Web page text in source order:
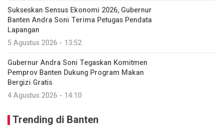
Sukseskan Sensus Ekonomi 2026, Gubernur
Banten Andra Soni Terima Petugas Pendata
Lapangan
5 Agustus 2026 - 13:52
Gubernur Andra Soni Tegaskan Komitmen
Pemprov Banten Dukung Program Makan
Bergizi Gratis
4 Agustus 2026 - 14:10
Trending di Banten